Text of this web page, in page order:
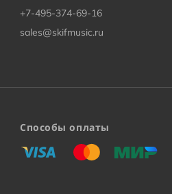
+7-495-374-69-16
sales@skifmusic.ru
Способы оплаты
«Виза» «Мастеркард»
«Мир»